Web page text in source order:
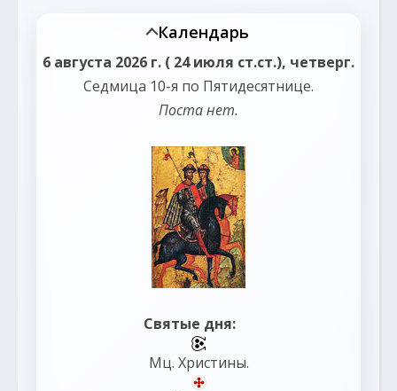
Календарь
6 августа 2026 г. ( 24 июля ст.ст.), четверг.
Седмица 10-я по Пятидесятнице.
Поста нет.
Святые дня:
Мц. Христины.